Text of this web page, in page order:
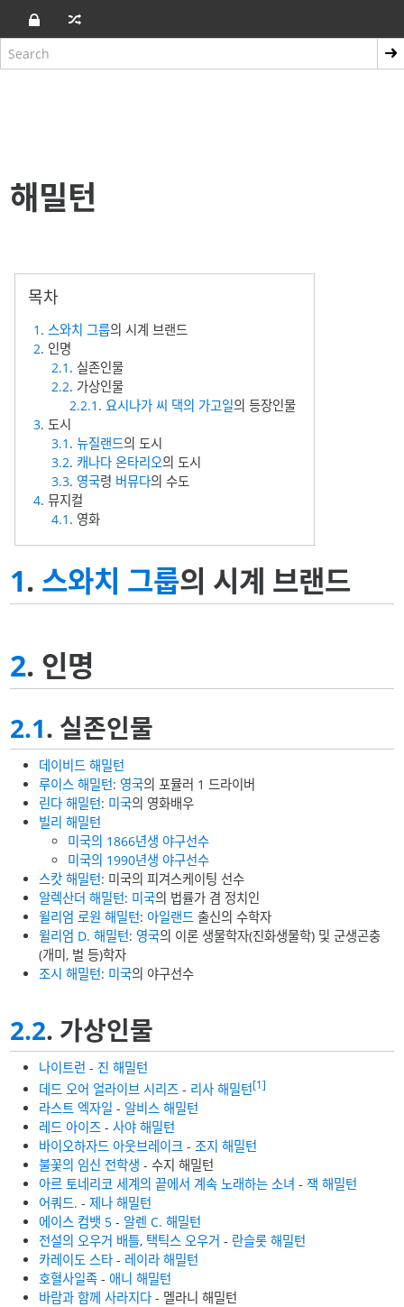
해밀턴
1 .스와치 그룹의 시계 브랜드
2. 인명
2.1 . 실존인물
2.2. 가상인물
2.2.1 .요시나가 씨 댁의 가고일의 등장인물
3. 도시
3.1 .뉴질랜드의 도시
3.2. 캐나다 온타리오의 도시
3.3. 영국령 버뮤다의 수도
4. 뮤지컬
4.1 . 영화
1. 스와치 그룹의 시계 브랜드
2. 인명
2.1. 실존인물
데이비드 해밀턴
루이스 해밀턴: 영국의 포뮬러 1 드라이버
린다 해밀턴: 미국의 영화배우
빌리 해밀턴
미국의 1866년생 야구선수
미국의 1990년생 야구선수
스캇 해밀턴: 미국의 피겨스케이팅 선수
알렉산더 해밀턴: 미국의 법률가 겸 정치인
윌리엄 로원 해밀턴: 아일랜드 출신의 수학자
윌리엄 D. 해밀턴: 영국의 이론 생물학자(진화생물학) 및 군생곤충
(개미, 벌 등)학자
조시 해밀턴: 미국의 야구선수
2.2. 가상인물
나이트런 - 진 해밀턴
데드 오어 얼라이브 시리즈 - 리사 해밀턴[1]
라스트 엑자일 - 알비스 해밀턴
레드 아이즈 -사야 해밀턴
바이오하자드 아웃브레이크 -조지 해밀턴
불꽃의 임신 전학생 - 수지 해밀턴
아르 토네리코 세계의 끝에서 계속 노래하는 소녀 - 잭 해밀턴
어쿼드. -제나 해밀턴
에이스 컴뱃 5 - 알렌 C. 해밀턴
전설의 오우거 배틀, 택틱스 오우거 - 란슬롯 해밀턴
카레이도 스타 - 레이라 해밀턴
호혈사일족 -애니 해밀턴
바람과 함께 사라지다 - 멜라니 해밀턴